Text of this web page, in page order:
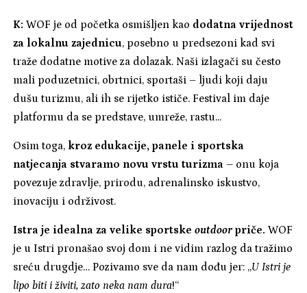
K: WOF je od početka osmišljen kao dodatna vrijednost
za lokalnu zajednicu, posebno u predsezoni kad svi
traže dodatne motive za dolazak. Naši izlagači su često
mali poduzetnici, obrtnici, sportaši – ljudi koji daju
dušu turizmu, ali ih se rijetko ističe. Festival im daje
platformu da se predstave, umreže, rastu...
Osim toga, kroz edukacije, panele i sportska
natjecanja stvaramo novu vrstu turizma – onu koja
povezuje zdravlje, prirodu, adrenalinsko iskustvo,
inovaciju i održivost.
Istra je idealna za velike sportskeoutdoorpriče. WOF
je u Istri pronašao svoj dom i ne vidim razlog da tražimo
sreću drugdje… Pozivamo sve da nam dođu jer: „U Istri je
lipo biti i živiti, zato neka nam dura!“